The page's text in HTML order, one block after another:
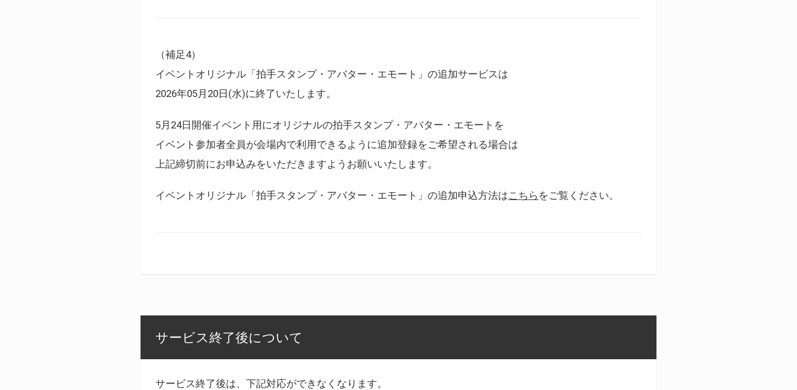
（補足4）
イベントオリジナル「拍手スタンプ・アバター・エモート」の追加サービスは
2026年05月20日(水)に終了いたします。
5月24日開催イベント用にオリジナルの拍手スタンプ・アバター・エモートを
イベント参加者全員が会場内で利用できるように追加登録をご希望される場合は
上記締切前にお申込みをいただきますようお願いいたします。
イベントオリジナル「拍手スタンプ・アバター・エモート」の追加申込方法はこちら をご覧ください。
サービス終了後について
サービス終了後は、下記対応ができなくなります。